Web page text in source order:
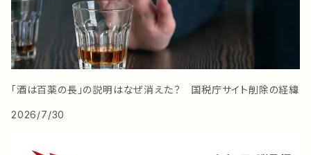
「酒は百薬の長」の説明はなぜ消えた？ 国税庁サイト削除の経緯
2026/7/30